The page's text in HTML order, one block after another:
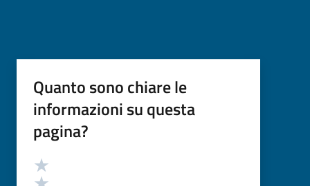
Quanto sono chiare le
informazioni su questa
pagina?
Valutazione